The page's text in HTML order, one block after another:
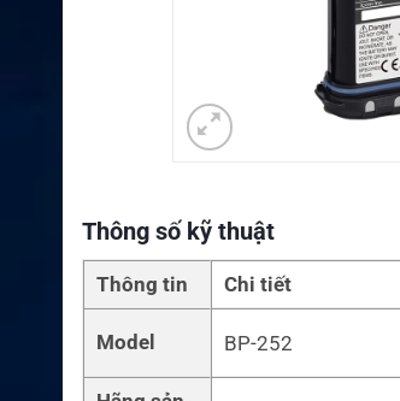
Thông số kỹ thuật
Thông tin Chi tiết
Model BP-252